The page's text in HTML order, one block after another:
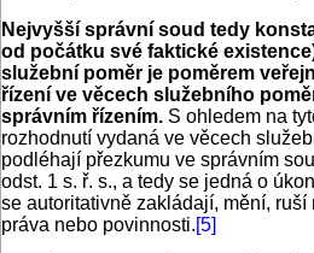
Nejvyšší správní soud tedy
od počátku své faktické
služební poměr je poměrem
řízení ve věcech služebního
správním řízením. S ohledem na
rozhodnutí vydaná ve věcech
podléhají přezkumu ve správním
odst. 1 s. ř. s., a tedy se jedná o
se autoritativně zakládají, mění,
práva nebo povinnosti.[5]